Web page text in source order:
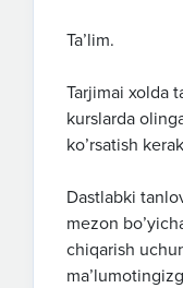
Ta’lim.
Tarjimai xolda
kurslarda
ko’rsatish
Dastlabki
mezon
chiqarish